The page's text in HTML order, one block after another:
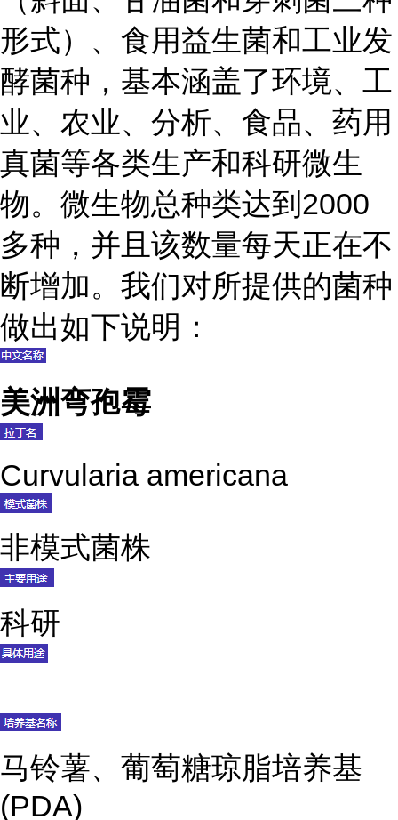
形式）、食用益生菌和工业发
酵菌种，基本涵盖了环境、工
业、农业、分析、食品、药用
真菌等各类生产和科研微生
物。微生物总种类达到2000
多种，并且该数量每天正在不
断增加。我们对所提供的菌种
做出如下说明：
美洲弯孢霉
Curvularia americana
非模式菌株
科研
马铃薯、葡萄糖琼脂培养基
(PDA)